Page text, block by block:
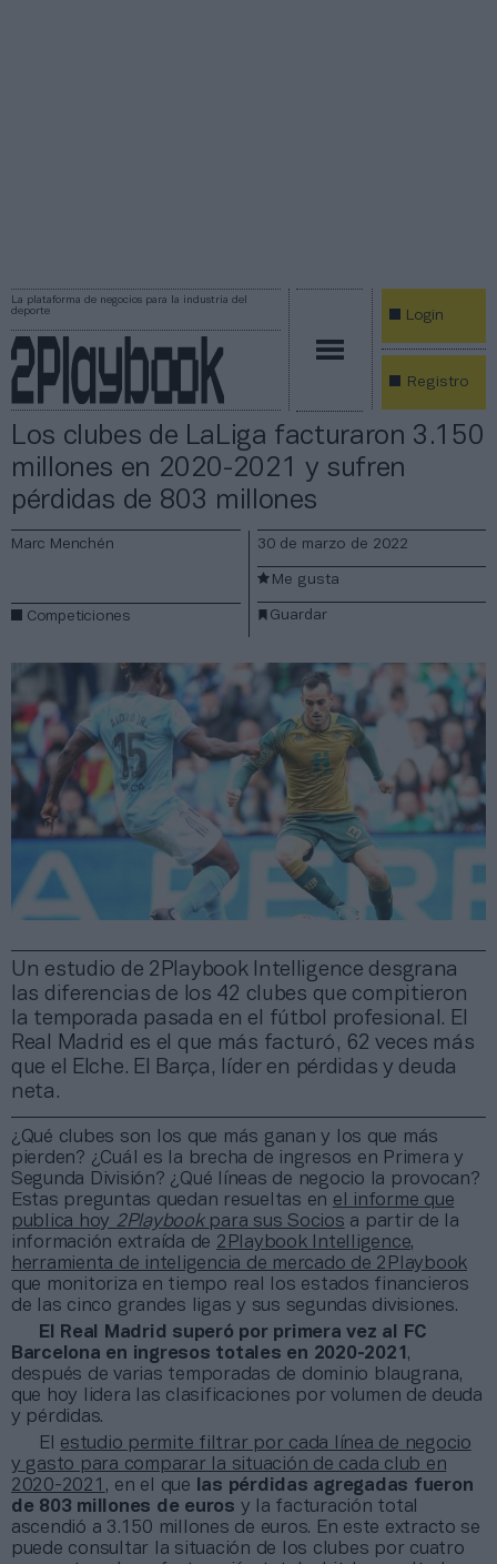
La plataforma de negocios para la industria del
deporte
Login
Registro
Los clubes de LaLiga facturaron 3.150
millones en 2020-2021 y sufren
pérdidas de 803 millones
Un estudio de 2Playbook Intelligence desgrana
las diferencias de los 42 clubes que compitieron
la temporada pasada en el fútbol profesional. El
Real Madrid es el que más facturó, 62 veces más
que el Elche. El Barça, líder en pérdidas y deuda
neta.
Marc Menchén
Competiciones
30 de marzo de 2022
Guardar
Me gusta
¿Qué clubes son los que más ganan y los que más
pierden? ¿Cuál es la brecha de ingresos en Primera y
Segunda División? ¿Qué líneas de negocio la provocan?
Estas preguntas quedan resueltas en el informe que
publica hoy 2Playbook para sus Socios a partir de la
información extraída de 2Playbook Intelligence,
herramienta de inteligencia de mercado de 2Playbook
que monitoriza en tiempo real los estados financieros
de las cinco grandes ligas y sus segundas divisiones.
El Real Madrid superó por primera vez al FC
Barcelona en ingresos totales en 2020-2021 ,
después de varias temporadas de dominio blaugrana,
que hoy lidera las clasificaciones por volumen de deuda
y pérdidas.
El estudio permite filtrar por cada línea de negocio
y gasto para comparar la situación de cada club en
2020-2021 , en el que
las pérdidas agregadas fueron
de 803 millones de euros y la facturación total
ascendió a 3.150 millones de euros. En este extracto se
puede consultar la situación de los clubes por cuatro